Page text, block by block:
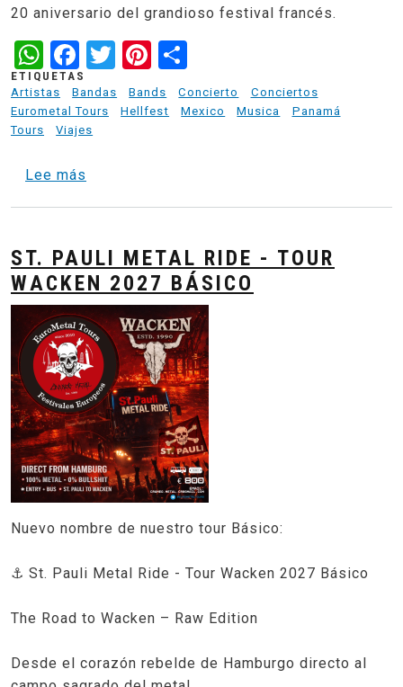
20 aniversario del grandioso festival francés.
WhatsApp
Facebook
TwitterPinterest
ETIQUETAS
Artistas
Bandas Bands Concierto
Conciertos
Eurometal Tours
Hellfest Mexico Musica
Panamá
Tours
Viajes
Lee más
ST. PAULI METAL RIDE - TOUR
WACKEN 2027 BÁSICO
Nuevo nombre de nuestro tour Básico:
⚓ St. Pauli Metal Ride - Tour Wacken 2027 Básico
The Road to Wacken – Raw Edition
Desde el corazón rebelde de Hamburgo directo al